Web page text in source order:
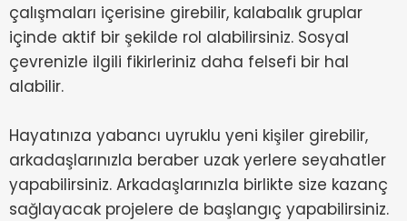
çalışmaları içerisine girebilir, kalabalık gruplar
içinde aktif bir şekilde rol alabilirsiniz. Sosyal
çevrenizle ilgili fikirleriniz daha felsefi bir hal
alabilir.
Hayatınıza yabancı uyruklu yeni kişiler girebilir,
arkadaşlarınızla beraber uzak yerlere seyahatler
yapabilirsiniz. Arkadaşlarınızla birlikte size kazanç
sağlayacak projelere de başlangıç yapabilirsiniz.